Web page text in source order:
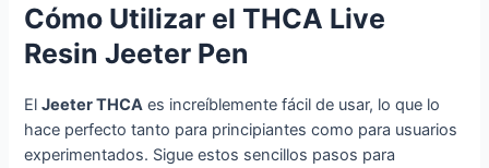
Cómo Utilizar el THCA Live
Resin Jeeter Pen
ElJeeter THCA es increíblemente fácil de usar, lo que lo
hace perfecto tanto para principiantes como para usuarios
experimentados. Sigue estos sencillos pasos para